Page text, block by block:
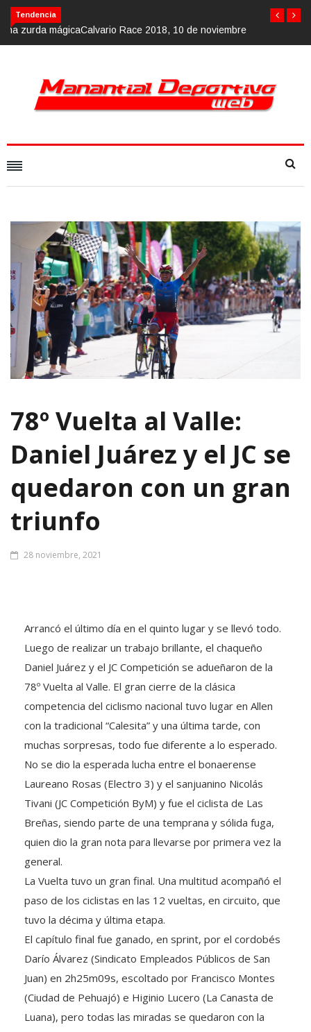
Tendencia
78º Vuelta al Valle:
Daniel Juárez y el JC se
quedaron con un gran
triunfo
Luego de realizar un trabajo brillante, el chaqueño
Daniel Juárez y el JC Competición se adueñaron de la
78º Vuelta al Valle. El gran cierre de la clásica
competencia del ciclismo nacional tuvo lugar en Allen
con la tradicional “Calesita” y una última tarde, con
muchas sorpresas, todo fue diferente a lo esperado.
No se dio la esperada lucha entre el bonaerense
Laureano Rosas (Electro 3) y el sanjuanino Nicolás
Tivani (JC Competición ByM) y fue el ciclista de Las
Breñas, siendo parte de una temprana y sólida fuga,
quien dio la gran nota para llevarse por primera vez la
general.
La Vuelta tuvo un gran final. Una multitud acompañó el
paso de los ciclistas en las 12 vueltas, en circuito, que
tuvo la décima y última etapa.
El capítulo final fue ganado, en sprint, por el cordobés
Darío Álvarez (Sindicato Empleados Públicos de San
Juan) en 2h25m09s, escoltado por Francisco Montes
(Ciudad de Pehuajó) e Higinio Lucero (La Canasta de
Luana), pero todas las miradas se quedaron con la
alegría del chaqueño Juárez – séptimo en la etapa-